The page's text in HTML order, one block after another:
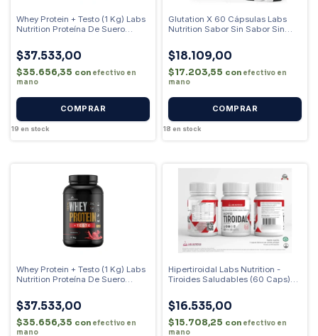
Whey Protein + Testo (1 Kg) Labs
Nutrition Proteína De Suero
$37.533,00
$35.656,35 con efectivo en
mano
19 en stock
Glutation X 60 Cápsulas Labs
Nutrition Sabor Sin Sabor Sin
$18.109,00
$17.203,55 con efectivo en
mano
18 en stock
Whey Protein + Testo (1 Kg) Labs
Nutrition Proteína De Suero
$37.533,00
$35.656,35 con efectivo en
mano
Hipertiroidal Labs Nutrition -
Tiroides Saludables (60 Caps)
$16.535,00
$15.708,25 con efectivo en
mano